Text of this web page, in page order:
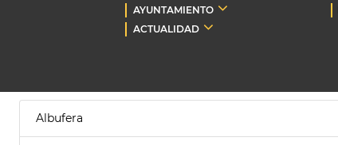
AYUNTAMIENTO
ACTUALIDAD
Albufera